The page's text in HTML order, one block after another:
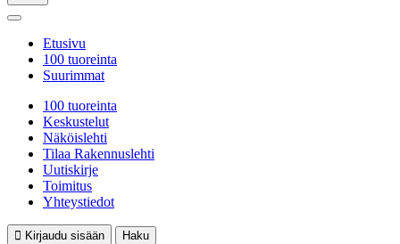
Etusivu
100 tuoreinta
Suurimmat
100 tuoreinta
Keskustelut
Näköislehti
Tilaa Rakennuslehti
Uutiskirje
Toimitus
Yhteystiedot
Kirjaudu sisään
Haku